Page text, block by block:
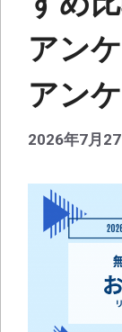
アン
アン
2026年7月